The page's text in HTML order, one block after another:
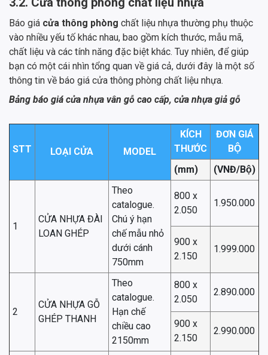
Báo giá cửa thông phòng chất liệu nhựa thường phụ thuộc
vào nhiều yếu tố khác nhau, bao gồm kích thước, mẫu mã,
chất liệu và các tính năng đặc biệt khác. Tuy nhiên, để giúp
bạn có một cái nhìn tổng quan về giá cả, dưới đây là một số
thông tin về báo giá cửa thông phòng chất liệu nhựa.
Bảng báo giá cửa nhựa vân gỗ cao cấp, cửa nhựa giả gỗ
STT LOẠI CỬA MODEL
KÍCH
THƯỚC
ĐƠN GIÁ
BỘ
(mm)
(VNĐ/Bộ)
1
CỬA NHỰA ĐÀI
LOAN GHÉP
Theo
catalogue.
Chú ý hạn
chế mẫu nhỏ
dưới cánh
750mm
800 x
2.050
1.950.000
900 x
2.150
1.999.000
2
CỬA NHỰA GỖ
GHÉP THANH
Theo
catalogue.
Hạn chế
chiều cao
2150mm
800 x
2.050
2.890.000
900 x
2.150
2.990.000